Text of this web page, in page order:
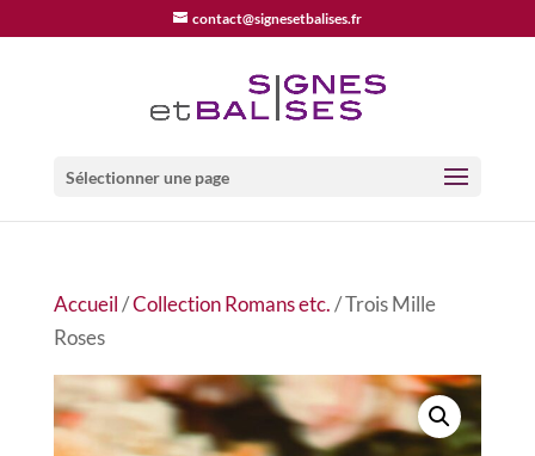
contact@signesetbalises.fr
Sélectionner une page
Accueil/Collection Romans etc./ Trois Mille
Roses